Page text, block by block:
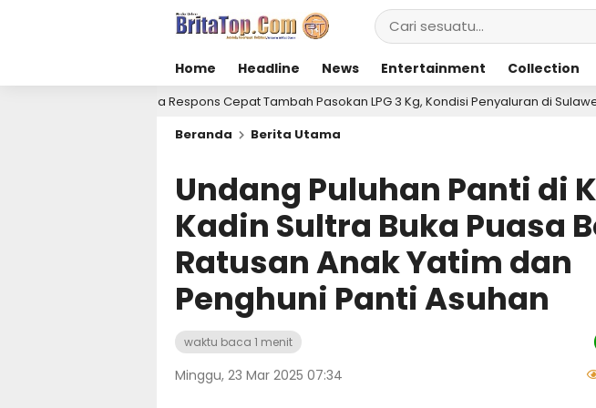
Home Headline News Entertainment Collection
Cepat Tambah Pasokan LPG 3 Kg, Kondisi Penyaluran di Sulawesi Selatan Berlangsung
Beranda
Berita Utama
Undang Puluhan Panti di
Kadin Sultra Buka Puasa
Ratusan Anak Yatim dan
Penghuni Panti Asuhan
waktu baca 1 menit
Minggu, 23 Mar 2025 07:34